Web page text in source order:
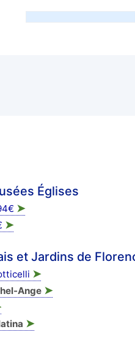
Églises
➤
➤
et Jardins de
➤
Ange ➤
➤